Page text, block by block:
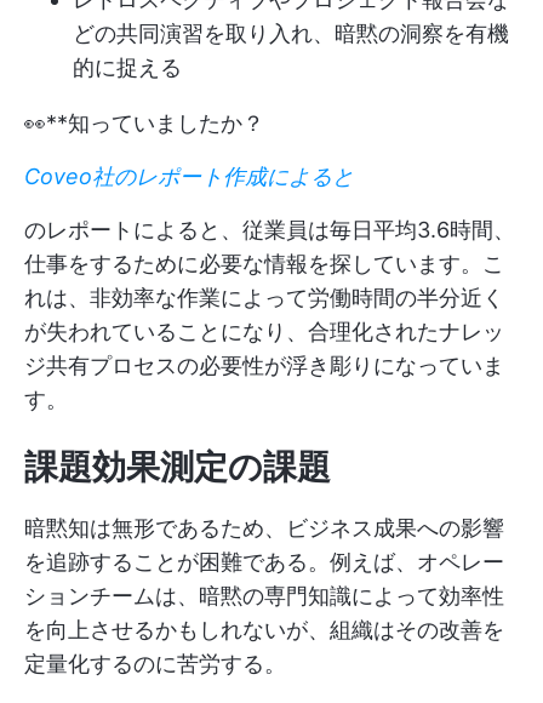
どの共同演習を取り入れ、暗黙の洞察を有機
的に捉える
👀**知っていましたか？
Coveo社のレポート作成によると
のレポートによると、従業員は毎日平均3.6時間、
仕事をするために必要な情報を探しています。こ
れは、非効率な作業によって労働時間の半分近く
が失われていることになり、合理化されたナレッ
ジ共有プロセスの必要性が浮き彫りになっていま
す。
課題効果測定の課題
暗黙知は無形であるため、ビジネス成果への影響
を追跡することが困難である。例えば、オペレー
ションチームは、暗黙の専門知識によって効率性
を向上させるかもしれないが、組織はその改善を
定量化するのに苦労する。